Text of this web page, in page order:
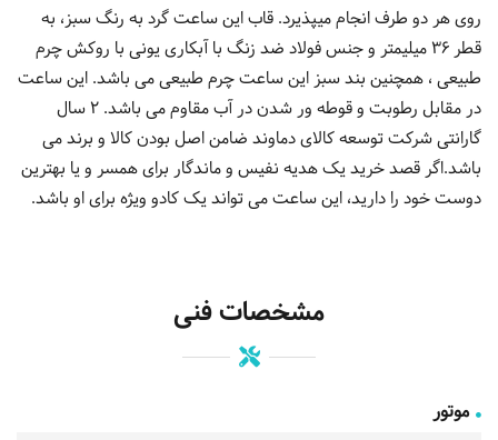
روی هر دو طرف انجام میپذیرد. قاب این ساعت گرد به رنگ سبز، به
قطر 36 میلیمتر و جنس فولاد ضد زنگ با آبکاری یونی با روکش چرم
طبیعی ، همچنین بند سبز این ساعت چرم طبیعی می باشد. این ساعت
در مقابل رطوبت و قوطه ور شدن در آب مقاوم می باشد. 2 سال
گارانتی شرکت توسعه کالای دماوند ضامن اصل بودن کالا و برند می
باشد.اگر قصد خرید یک هدیه نفیس و ماندگار برای همسر و یا بهترین
دوست خود را دارید، این ساعت می تواند یک کادو ویژه برای او باشد.
مشخصات فنی
موتور